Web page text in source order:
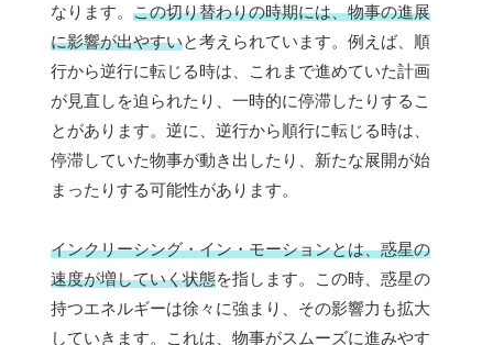
なります。 この切り替わりの時期には、物事の進展
に影響が出やすいと考えられています。例えば、順
行から逆行に転じる時は、これまで進めていた計画
が見直しを迫られたり、一時的に停滞したりするこ
とがあります。逆に、逆行から順行に転じる時は、
停滞していた物事が動き出したり、新たな展開が始
まったりする可能性があります。
インクリーシング・イン・モーションとは、惑星の
速度が増していく状態を指します。この時、惑星の
持つエネルギーは徐々に強まり、その影響力も拡大
していきます。これは、物事がスムーズに進みやす